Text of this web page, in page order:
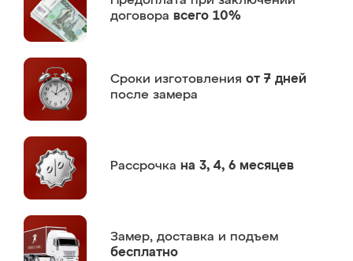
договора всего 10%
Сроки изготовления от 7 дней
после замера
Рассрочка на 3, 4, 6 месяцев
Замер, доставка и подъем
бесплатно